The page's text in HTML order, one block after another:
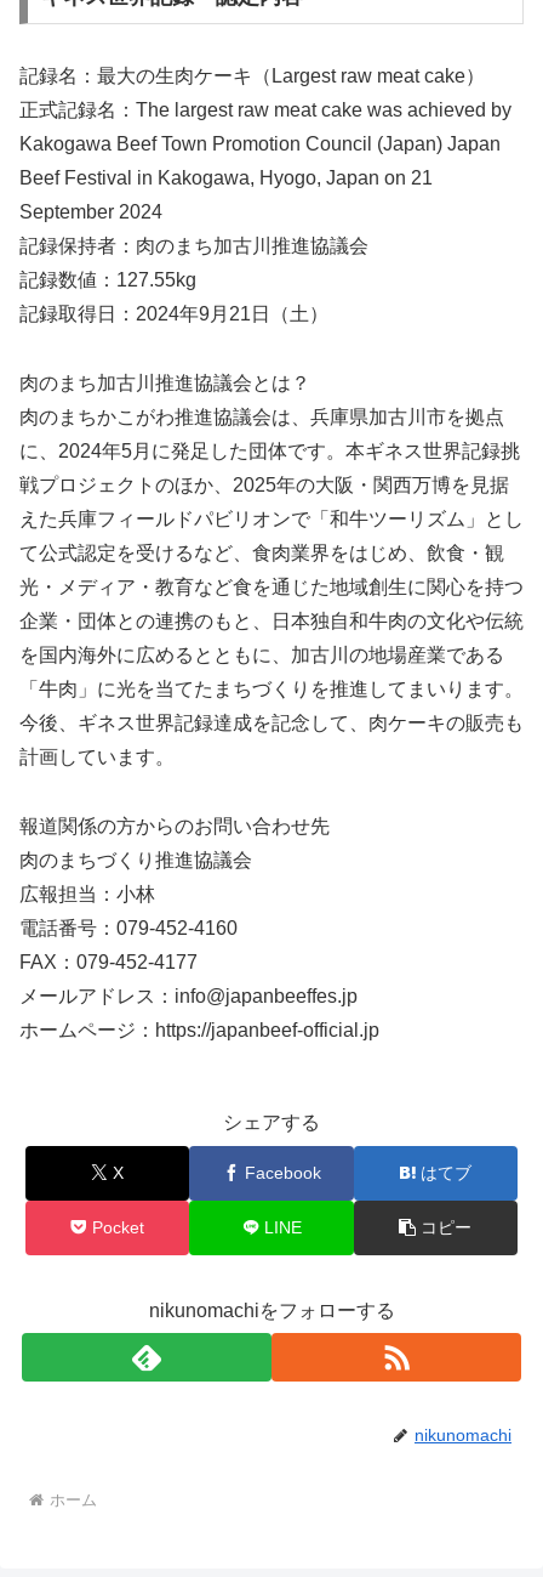
記録名：最大の生肉ケーキ（Largest raw meat cake）
正式記録名：The largest raw meat cake was achieved by
Kakogawa Beef Town Promotion Council (Japan) Japan
Beef Festival in Kakogawa, Hyogo, Japan on 21
September 2024
記録保持者：肉のまち加古川推進協議会
記録数値：127.55kg
記録取得日：2024年9月21日（土）
肉のまち加古川推進協議会とは？
肉のまちかこがわ推進協議会は、兵庫県加古川市を拠点
に、2024年5月に発足した団体です。本ギネス世界記録挑
戦プロジェクトのほか、2025年の大阪・関西万博を見据
えた兵庫フィールドパビリオンで「和牛ツーリズム」とし
て公式認定を受けるなど、食肉業界をはじめ、飲食・観
光・メディア・教育など食を通じた地域創生に関心を持つ
企業・団体との連携のもと、日本独自和牛肉の文化や伝統
を国内海外に広めるとともに、加古川の地場産業である
「牛肉」に光を当てたまちづくりを推進してまいります。
今後、ギネス世界記録達成を記念して、肉ケーキの販売も
計画しています。
報道関係の方からのお問い合わせ先
肉のまちづくり推進協議会
広報担当：小林
電話番号：079-452-4160
FAX：079-452-4177
メールアドレス：info@japanbeeffes.jp
ホームページ：https://japanbeef-official.jp
シェアする
X Facebook はてブ
Pocket LINE コピー
nikunomachiをフォローする
nikunomachi
ホーム